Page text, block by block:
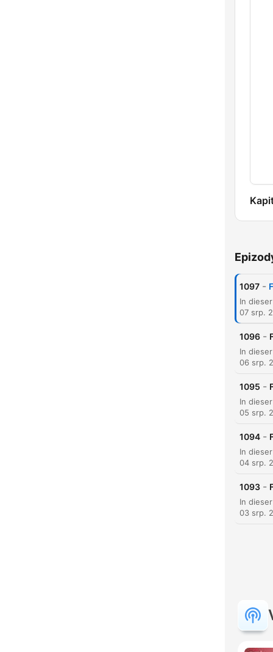
1097 -
07 srp.
1096 -
06 srp.
1095 -
05 srp.
1094 -
04 srp.
1093 -
03 srp.